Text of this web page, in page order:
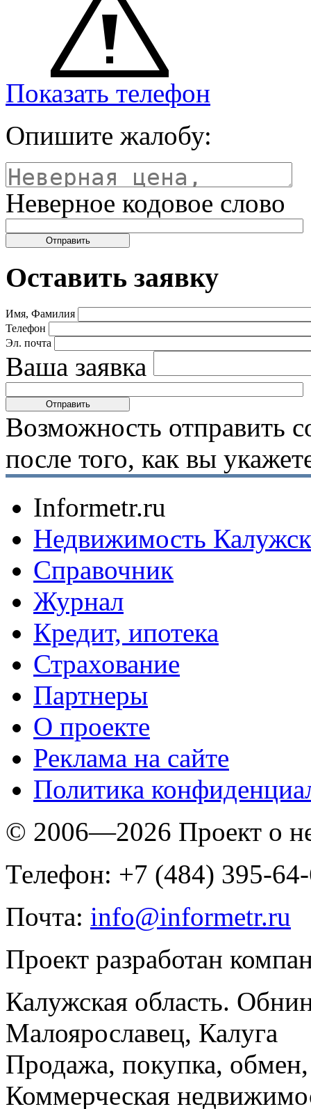
Показать телефон
Опишите жалобу:
Неверное кодовое слово
Оставить заявку
Имя, Фамилия
Телефон
Эл. почта
Ваша заявка
Возможность отправить
после того, как вы
Informetr.ru
Недвижимость
Справочник
Журнал
Кредит, ипотека
Страхование
Партнеры
O проекте
Реклама на сайте
Политика
© 2006—2026 Проект о
Телефон: +7 (484) 395-
Почта: info@informetr.ru
Проект разработан
Калужская область.
Малоярославец, Калуга
Продажа, покупка, обмен,
Коммерческая